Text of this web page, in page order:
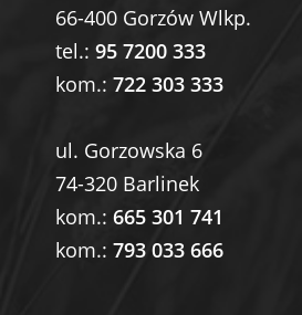
66-400 Gorzów Wlkp.
tel.: 95 7200 333
kom.: 722 303 333
ul. Gorzowska 6
74-320 Barlinek
kom.: 665 301 741
kom.: 793 033 666